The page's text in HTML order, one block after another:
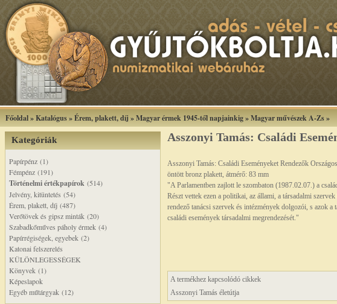
Főoldal»Katalógus»Érem, plakett, díj »Magyar érmek 1945-től napjainkig»Magyar művészek A-Zs»
Kategóriák
Papírpénz (1)
Fémpénz (191)
Történelmi értékpapírok (514)
Jelvény, kitüntetés (54)
Érem, plakett, díj (487)
Verőtövek és gipsz minták (20)
Szabadkőműves páholy érmek (4)
Papírrégiségek, egyebek (2)
Katonai felszerelés
KÜLÖNLEGESSÉGEK
Könyvek (1)
Képeslapok
Egyéb műtárgyak (12)
Asszonyi Tamás: Családi
Asszonyi Tamás: Családi Eseményeket Rendezők
öntött bronz plakett, átmérő: 83 mm
"A Parlamentben zajlott le szombaton (1987.02.07.) a
Részt vettek ezen a politikai, az állami, a társadalmi
rendező tanácsi szervek és intézmények dolgozói, s azok
családi események társadalmi megrendezését."
A termékhez kapcsolódó cikkek
Asszonyi Tamás életútja